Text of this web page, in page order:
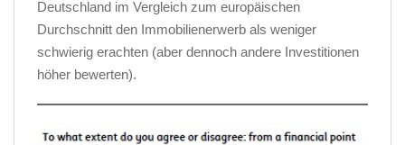
Deutschland im Vergleich zum europäischen
Durchschnitt den Immobilienerwerb als weniger
schwierig erachten (aber dennoch andere Investitionen
höher bewerten).